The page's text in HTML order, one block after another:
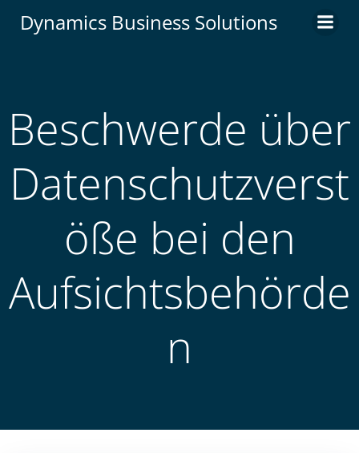
Inhalt
Dynamics Business Solutions
Beschwerde über
Datenschutzverst
öße bei den
Aufsichtsbehörde
n